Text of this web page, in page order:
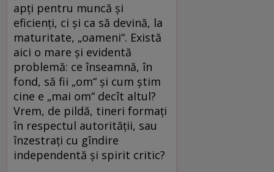
apţi pentru muncă şi
eficienţi, ci şi ca să devină, la
maturitate, „oameni“. Există
aici o mare şi evidentă
problemă: ce înseamnă, în
fond, să fii „om“ şi cum ştim
cine e „mai om“ decît altul?
Vrem, de pildă, tineri formaţi
în respectul autorităţii, sau
înzestraţi cu gîndire
independentă şi spirit critic?